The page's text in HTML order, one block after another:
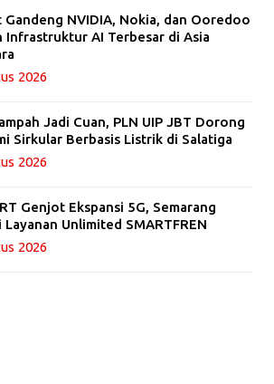
Gandeng NVIDIA, Nokia, dan Ooredoo
Infrastruktur AI Terbesar di Asia
2026
Jadi Cuan, PLN UIP JBT Dorong
Sirkular Berbasis Listrik di Salatiga
2026
Genjot Ekspansi 5G, Semarang
Layanan Unlimited SMARTFREN
2026